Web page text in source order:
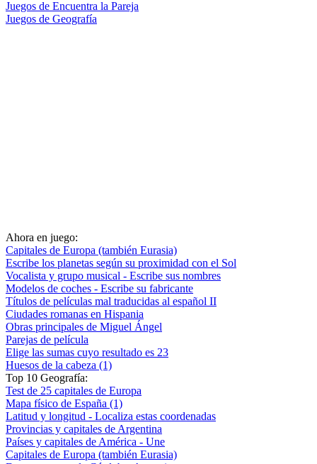
Juegos de Encuentra la Pareja
Juegos de Geografía
Ahora en juego:
Capitales de Europa (también Eurasia)
Escribe los planetas según su proximidad con el Sol
Vocalista y grupo musical - Escribe sus nombres
Modelos de coches - Escribe su fabricante
Títulos de películas mal traducidas al español II
Ciudades romanas en Hispania
Obras principales de Miguel Ángel
Parejas de película
Elige las sumas cuyo resultado es 23
Huesos de la cabeza (1)
Top 10 Geografía:
Test de 25 capitales de Europa
Mapa físico de España (1)
Latitud y longitud - Localiza estas coordenadas
Provincias y capitales de Argentina
Países y capitales de América - Une
Capitales de Europa (también Eurasia)